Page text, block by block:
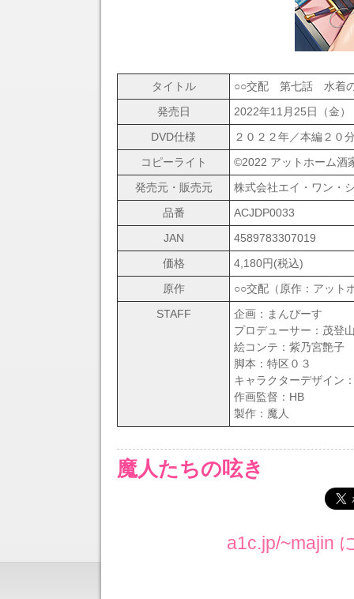
タイトル
○○交配 第七話 水着の
発売日
2022年11月25日（金）
DVD仕様
２０２２年／本編２０
コピーライト
©2022 アットホーム酒
発売元・販売元
株式会社エイ・ワン・
品番
ACJDP0033
JAN
4589783307019
価格
4,180円(税込)
原作
○○交配（原作：アット
STAFF
企画：まんぴーす
プロデューサー：茂登
絵コンテ：紫乃宮艶子
脚本：特区０３
キャラクターデザイン
作画監督：HB
製作：魔人
魔人たちの呟き
a1c.jp/~majin